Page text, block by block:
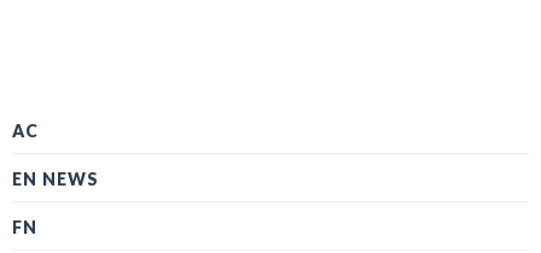
AC
EN NEWS
FN